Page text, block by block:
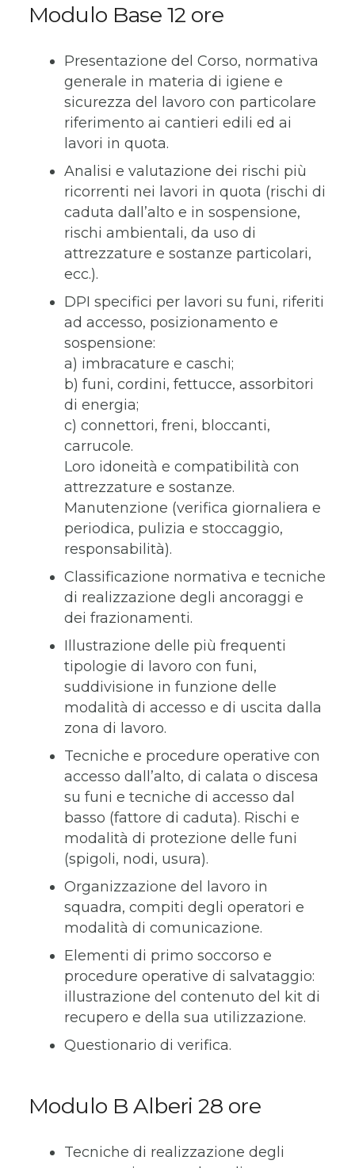
Modulo Base 12 ore
Presentazione del Corso, normativa
generale in materia di igiene e
sicurezza del lavoro con particolare
riferimento ai cantieri edili ed ai
lavori in quota.
Analisi e valutazione dei rischi più
ricorrenti nei lavori in quota (rischi di
caduta dall’alto e in sospensione,
rischi ambientali, da uso di
attrezzature e sostanze particolari,
ecc.).
DPI specifici per lavori su funi, riferiti
ad accesso, posizionamento e
sospensione:
a) imbracature e caschi;
b) funi, cordini, fettucce, assorbitori
di energia;
c) connettori, freni, bloccanti,
carrucole.
Loro idoneità e compatibilità con
attrezzature e sostanze.
Manutenzione (verifica giornaliera e
periodica, pulizia e stoccaggio,
responsabilità).
Classificazione normativa e tecniche
di realizzazione degli ancoraggi e
dei frazionamenti.
Illustrazione delle più frequenti
tipologie di lavoro con funi,
suddivisione in funzione delle
modalità di accesso e di uscita dalla
zona di lavoro.
Tecniche e procedure operative con
accesso dall’alto, di calata o discesa
su funi e tecniche di accesso dal
basso (fattore di caduta). Rischi e
modalità di protezione delle funi
(spigoli, nodi, usura).
Organizzazione del lavoro in
squadra, compiti degli operatori e
modalità di comunicazione.
Elementi di primo soccorso e
procedure operative di salvataggio:
illustrazione del contenuto del kit di
recupero e della sua utilizzazione.
Questionario di verifica.
Modulo B Alberi 28 ore
Tecniche di realizzazione degli